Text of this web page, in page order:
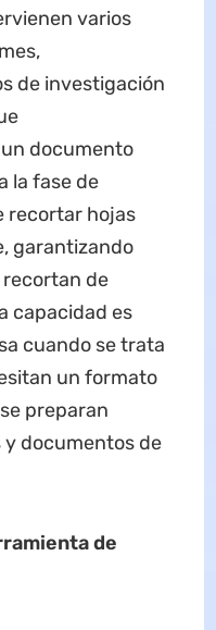
varios
de investigación
documento
la fase de
recortar hojas
garantizando
recortan de
capacidad es
cuando se trata
un formato
preparan
documentos de
de